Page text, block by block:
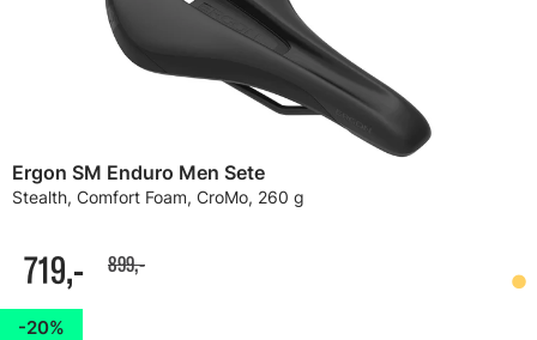
Ergon SM Enduro Men Sete
Stealth, Comfort Foam, CroMo, 260 g
719,- 899,-
20%